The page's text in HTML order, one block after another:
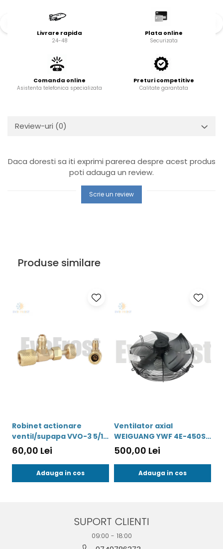
Yale, balamale
Livrare rapida
24-48
Plata online
Securizata
Comanda online
Asistenta telefonica specializata
Preturi competitive
Calitate garantata
Review-uri (0)
Daca doresti sa iti exprimi parerea despre acest produs
poti adauga un review.
Scrie un review
Produse similare
Robinet actionare
ventil/supapa VVO-3 5/16
- 5/16 - 00042
60,00 Lei
Adauga in cos
Ventilator axial
WEIGUANG YWF 4E-450S
220V - 00738
500,00 Lei
Adauga in cos
SUPORT CLIENTI
09:00 - 18:00